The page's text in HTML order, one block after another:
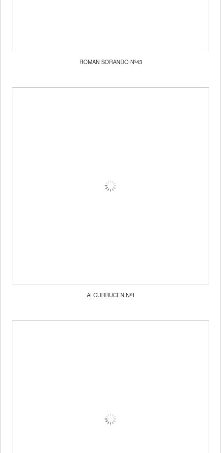
ROMAN SORANDO Nº43
ALCURRUCEN Nº1